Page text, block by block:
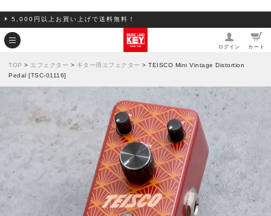
5,000円以上お買い上げで送料無料！
ログイン カート
TOP > エフェクター > ギター用エフェクター > TEISCO Mini Vintage Distortion
Pedal [TSC-01116]